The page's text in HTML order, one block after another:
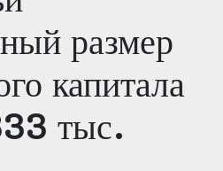
размер
капитала
тыс.